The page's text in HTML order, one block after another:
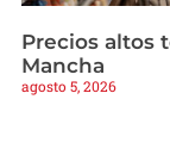
Precios altos
Mancha
agosto 5, 2026